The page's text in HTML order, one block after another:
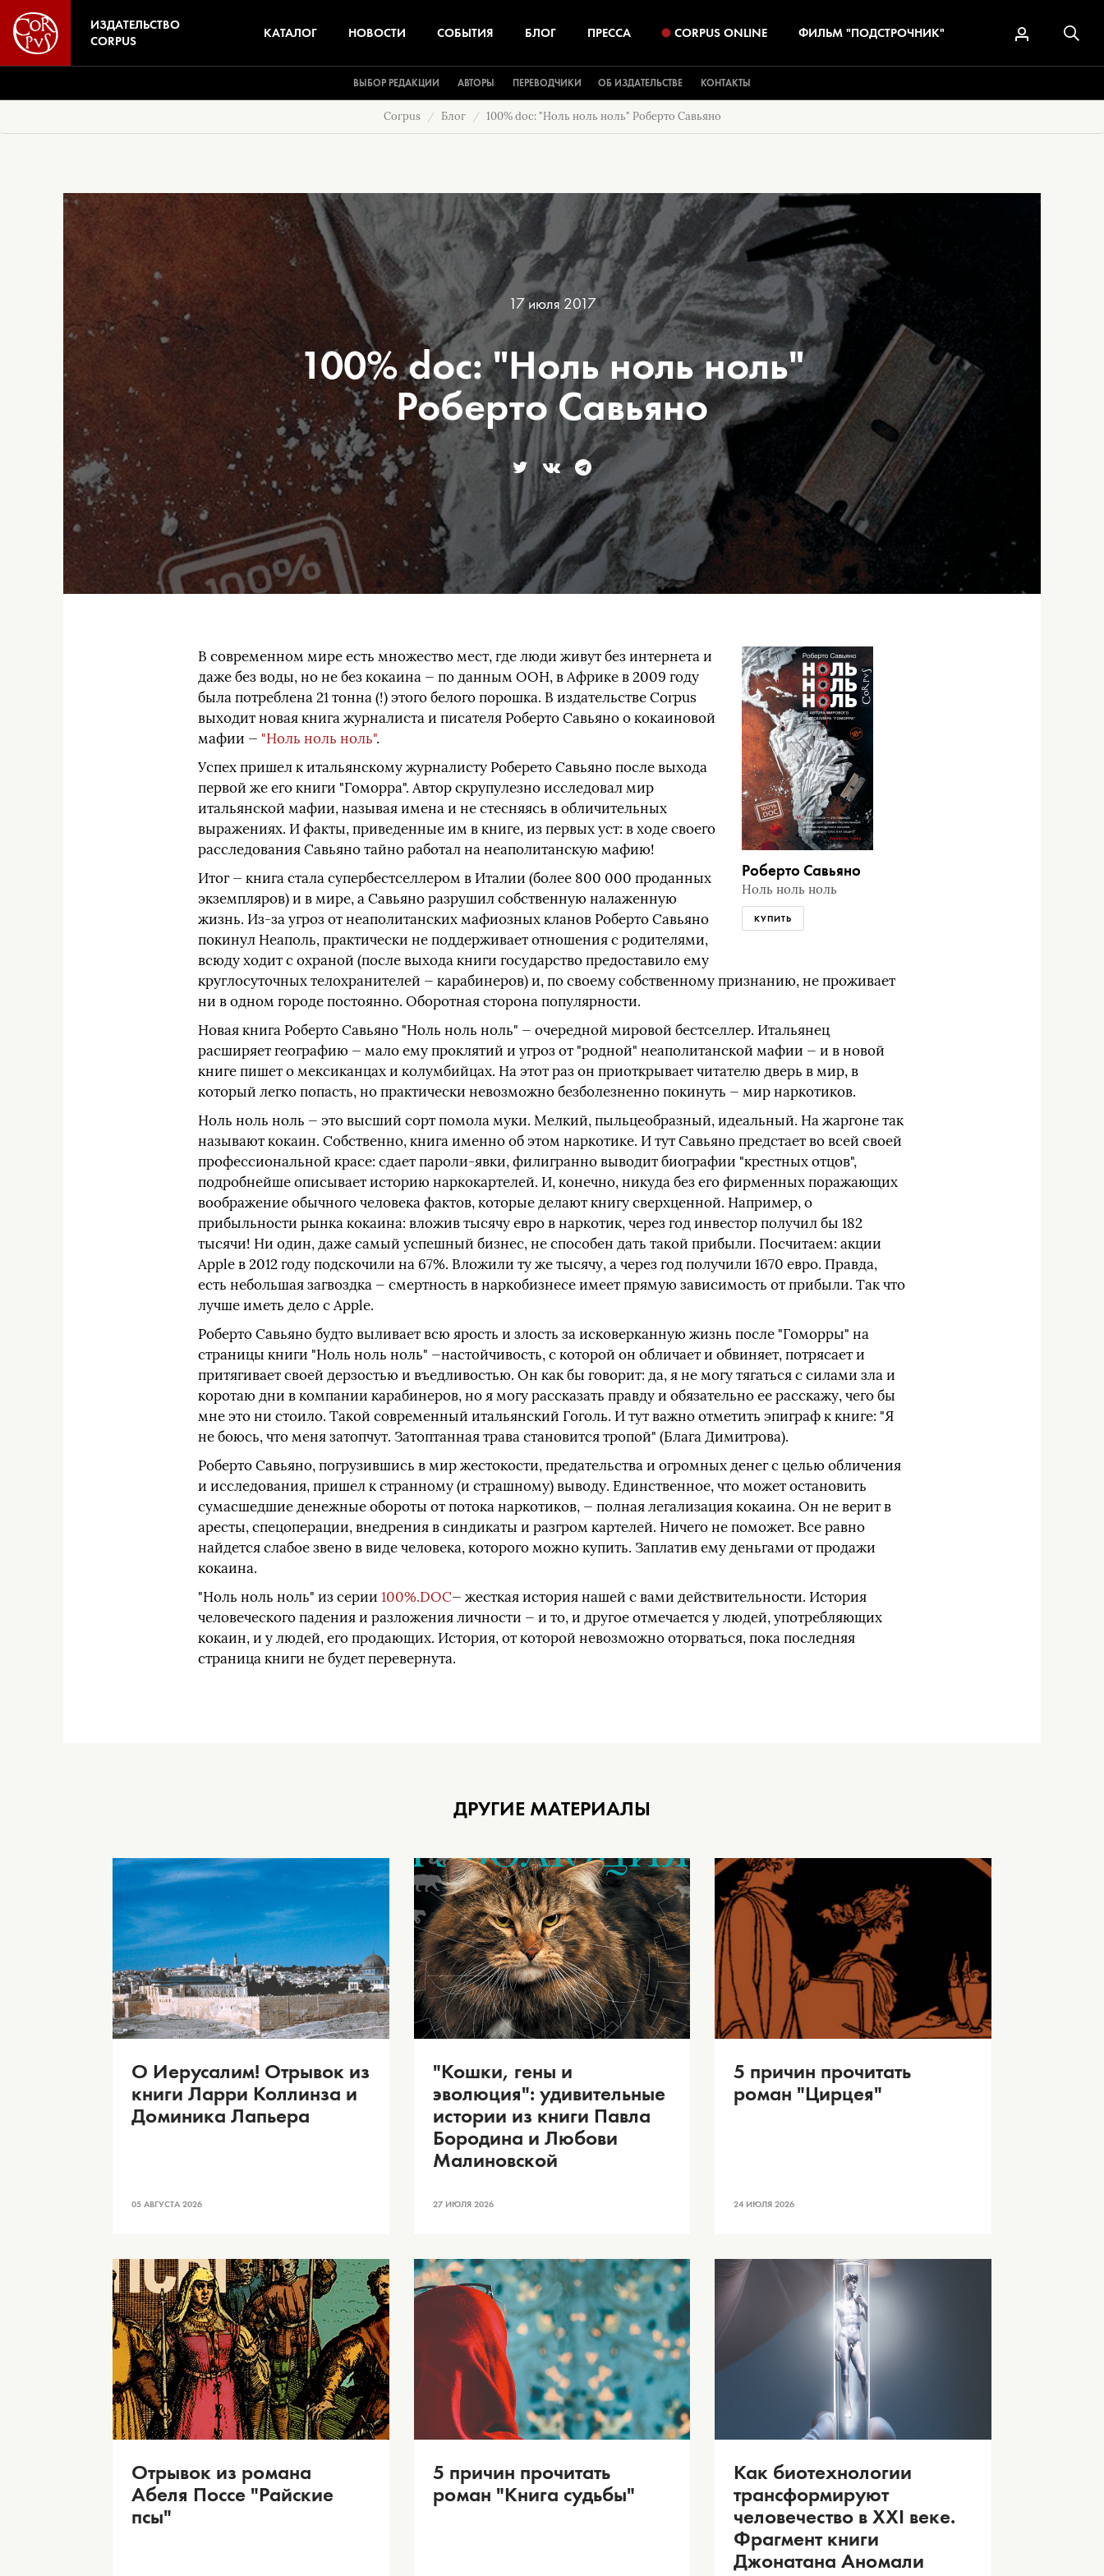
ИЗДАТЕЛЬСТВО
CORPUS
КАТАЛОГ НОВОСТИ СОБЫТИЯ БЛОГ ПРЕССА CORPUS ONLINE ФИЛЬМ "ПОДСТРОЧНИК"
ВЫБОР РЕДАКЦИИ АВТОРЫ ПЕРЕВОДЧИКИ ОБ ИЗДАТЕЛЬСТВЕ КОНТАКТЫ
Corpus Блог 100% doc: "Ноль ноль ноль" Роберто Савьяно
17 июля 2017
100% doc: "Ноль ноль ноль"
Роберто Савьяно
Роберто Савьяно
Ноль ноль ноль
КУПИТЬ
В современном мире есть множество мест, где люди живут без интернета и
даже без воды, но не без кокаина — по данным ООН, в Африке в 2009 году
была потреблена 21 тонна (!) этого белого порошка. В издательстве Corpus
выходит новая книга журналиста и писателя Роберто Савьяно о кокаиновой
мафии — "Ноль ноль ноль".
Успех пришел к итальянскому журналисту Роберето Савьяно после выхода
первой же его книги "Гоморра". Автор скрупулезно исследовал мир
итальянской мафии, называя имена и не стесняясь в обличительных
выражениях. И факты, приведенные им в книге, из первых уст: в ходе своего
расследования Савьяно тайно работал на неаполитанскую мафию!
Итог — книга стала супербестселлером в Италии (более 800 000 проданных
экземпляров) и в мире, а Савьяно разрушил собственную налаженную
жизнь. Из-за угроз от неаполитанских мафиозных кланов Роберто Савьяно
покинул Неаполь, практически не поддерживает отношения с родителями,
всюду ходит с охраной (после выхода книги государство предоставило ему
круглосуточных телохранителей — карабинеров) и, по своему собственному признанию, не проживает
ни в одном городе постоянно. Оборотная сторона популярности.
Новая книга Роберто Савьяно "Ноль ноль ноль" — очередной мировой бестселлер. Итальянец
расширяет географию — мало ему проклятий и угроз от "родной" неаполитанской мафии — и в новой
книге пишет о мексиканцах и колумбийцах. На этот раз он приоткрывает читателю дверь в мир, в
который легко попасть, но практически невозможно безболезненно покинуть — мир наркотиков.
Ноль ноль ноль — это высший сорт помола муки. Мелкий, пыльцеобразный, идеальный. На жаргоне так
называют кокаин. Собственно, книга именно об этом наркотике. И тут Савьяно предстает во всей своей
профессиональной красе: сдает пароли-явки, филигранно выводит биографии "крестных отцов",
подробнейше описывает историю наркокартелей. И, конечно, никуда без его фирменных поражающих
воображение обычного человека фактов, которые делают книгу сверхценной. Например, о
прибыльности рынка кокаина: вложив тысячу евро в наркотик, через год инвестор получил бы 182
тысячи! Ни один, даже самый успешный бизнес, не способен дать такой прибыли. Посчитаем: акции
Apple в 2012 году подскочили на 67%. Вложили ту же тысячу, а через год получили 1670 евро. Правда,
есть небольшая загвоздка — смертность в наркобизнесе имеет прямую зависимость от прибыли. Так что
лучше иметь дело с Apple.
Роберто Савьяно будто выливает всю ярость и злость за исковерканную жизнь после "Гоморры" на
страницы книги "Ноль ноль ноль" —настойчивость, с которой он обличает и обвиняет, потрясает и
притягивает своей дерзостью и въедливостью. Он как бы говорит: да, я не могу тягаться с силами зла и
коротаю дни в компании карабинеров, но я могу рассказать правду и обязательно ее расскажу, чего бы
мне это ни стоило. Такой современный итальянский Гоголь. И тут важно отметить эпиграф к книге: "Я
не боюсь, что меня затопчут. Затоптанная трава становится тропой" (Блага Димитрова).
Роберто Савьяно, погрузившись в мир жестокости, предательства и огромных денег с целью обличения
и исследования, пришел к странному (и страшному) выводу. Единственное, что может остановить
сумасшедшие денежные обороты от потока наркотиков, — полная легализация кокаина. Он не верит в
аресты, спецоперации, внедрения в синдикаты и разгром картелей. Ничего не поможет. Все равно
найдется слабое звено в виде человека, которого можно купить. Заплатив ему деньгами от продажи
кокаина.
"Ноль ноль ноль" из серии100%.DOC— жесткая история нашей с вами действительности. История
человеческого падения и разложения личности — и то, и другое отмечается у людей, употребляющих
кокаин, и у людей, его продающих. История, от которой невозможно оторваться, пока последняя
страница книги не будет перевернута.
ДРУГИЕ МАТЕРИАЛЫ
О Иерусалим! Отрывок из
книги Ларри Коллинза и
Доминика Лапьера
05 АВГУСТА 2026
"Кошки, гены и
эволюция": удивительные
истории из книги Павла
Бородина и Любови
Малиновской
27 ИЮЛЯ 2026
5 причин прочитать
роман "Цирцея"
24 ИЮЛЯ 2026
Отрывок из романа
Абеля Поссе "Райские
псы"
5 причин прочитать
роман "Книга судьбы"
Как биотехнологии
трансформируют
человечество в XXI веке.
Фрагмент книги
Джонатана Аномали